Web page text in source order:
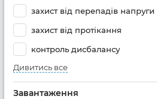
захист від перепадів напруги
захист від протікання
контроль дисбалансу
Дивитись все
Завантаження